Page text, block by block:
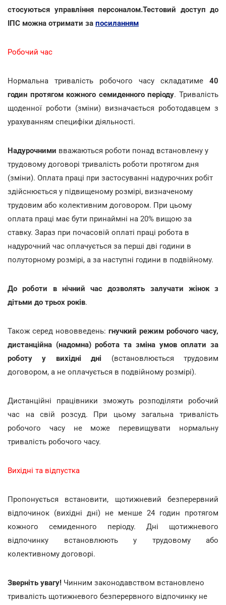
стосуються управління персоналом.Тестовий доступ до
ІПС можна отримати за посиланням
Робочий час
Нормальна тривалість робочого часу складатиме 40
годин протягом кожного семиденного періоду. Тривалість
щоденної роботи (зміни) визначається роботодавцем з
урахуванням специфіки діяльності.
Надурочними вважаються роботи понад встановлену у
трудовому договорі тривалість роботи протягом дня
(зміни). Оплата праці при застосуванні надурочних робіт
здійснюється у підвищеному розмірі, визначеному
трудовим або колективним договором. При цьому
оплата праці має бути принаймні на 20% вищою за
ставку. Зараз при почасовій оплаті праці робота в
надурочний час оплачується за перші дві години в
полуторному розмірі, а за наступні години в подвійному.
До роботи в нічний час дозволять залучати жінок з
дітьми до трьох років.
Також серед нововведень: гнучкий режим робочого часу,
дистанційна (надомна) робота та зміна умов оплати за
роботу у вихідні дні (встановлюється трудовим
договором, а не оплачується в подвійному розмірі).
Дистанційні працівники зможуть розподіляти робочий
час на свій розсуд. При цьому загальна тривалість
робочого часу не може перевищувати нормальну
тривалість робочого часу.
Вихідні та відпустка
Пропонується встановити, щотижневий безперервний
відпочинок (вихідні дні) не менше 24 годин протягом
кожного семиденного періоду. Дні щотижневого
відпочинку встановлюють у трудовому або
колективному договорі.
Зверніть увагу! Чинним законодавством встановлено
тривалість щотижневого безперервного відпочинку не